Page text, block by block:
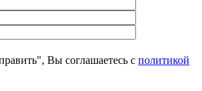
Вы соглашаетесь с политикой